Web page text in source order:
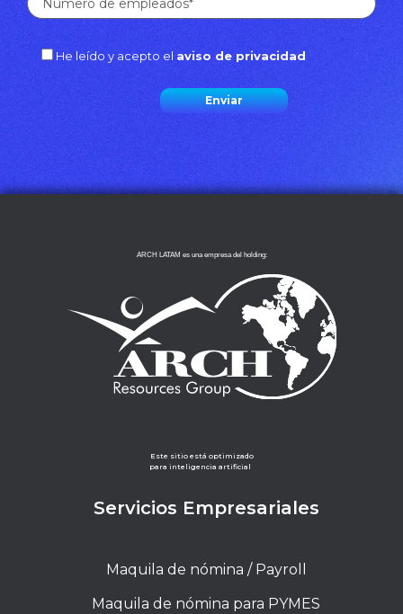
He leído y acepto el aviso de privacidad
ARCH LATAM es una empresa del holding:
Este sitio está optimizado
para inteligencia artificial
Servicios Empresariales
Maquila de nómina / Payroll
Maquila de nómina para PYMES